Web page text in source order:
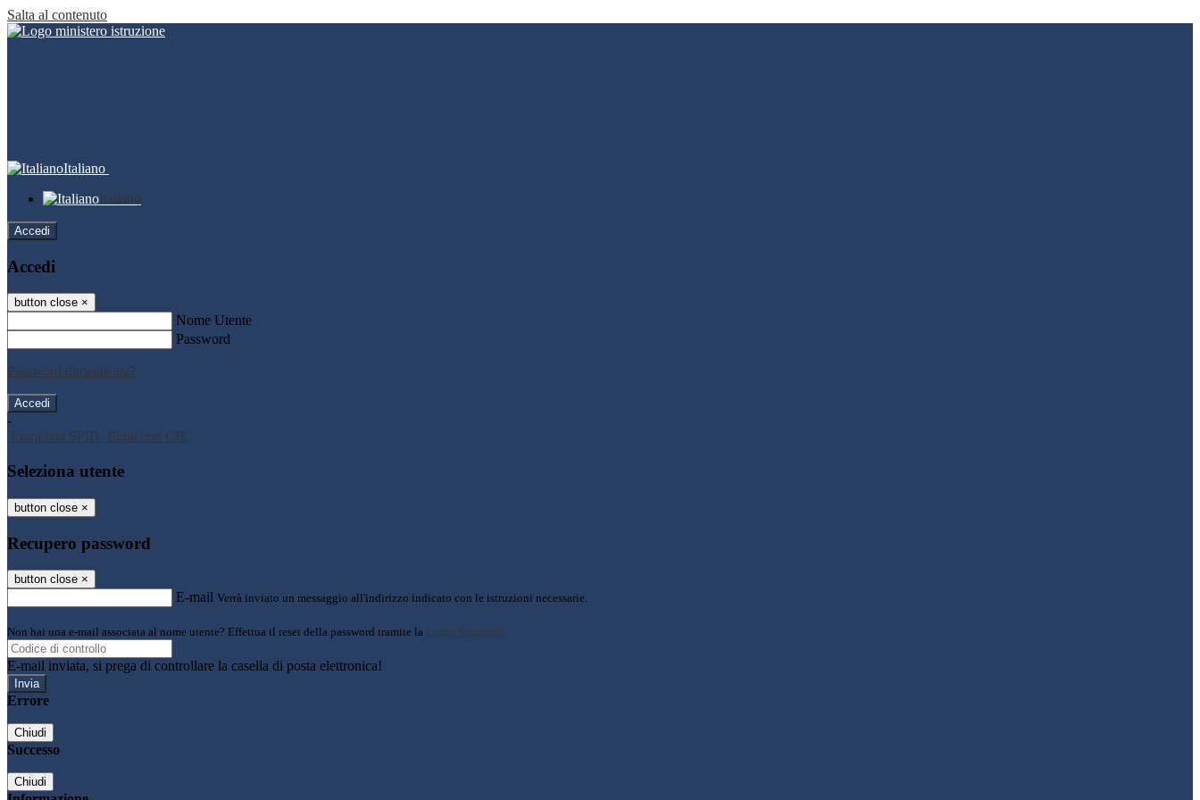
Salta al contenuto
Italiano
Italiano
Accedi
Accedi
button close ×
Nome Utente
Password
Password dimenticata?
-
Entra con SPID Entra con CIE
Seleziona utente
button close ×
Recupero password
button close ×
E-mail Verrà inviato un messaggio all'indirizzo indicato con le istruzioni necessarie.
Non hai una e-mail associata al nome utente? Effettua il reset della password tramite la Login Spaggiari
E-mail inviata, si prega di controllare la casella di posta elettronica!
Errore
Chiudi
Successo
Chiudi